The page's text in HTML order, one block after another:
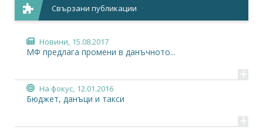
Свързани публикации
Новини, 15.08.2017
МФ предлага промени в данъчното...
+
На фокус, 12.01.2016
Бюджет, данъци и такси
+